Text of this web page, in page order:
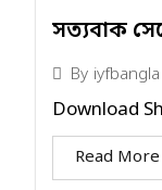
সত্যবাক
By iyfbangla
Download
Read More